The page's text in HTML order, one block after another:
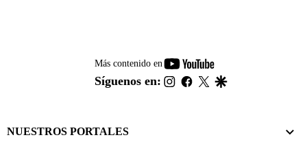
Más contenido en
youtube-
footer
Síguenos en: instagram
facebook
twitter
NUESTROS PORTALES